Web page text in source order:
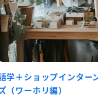
学＋ショップインター
（ワーホリ編）